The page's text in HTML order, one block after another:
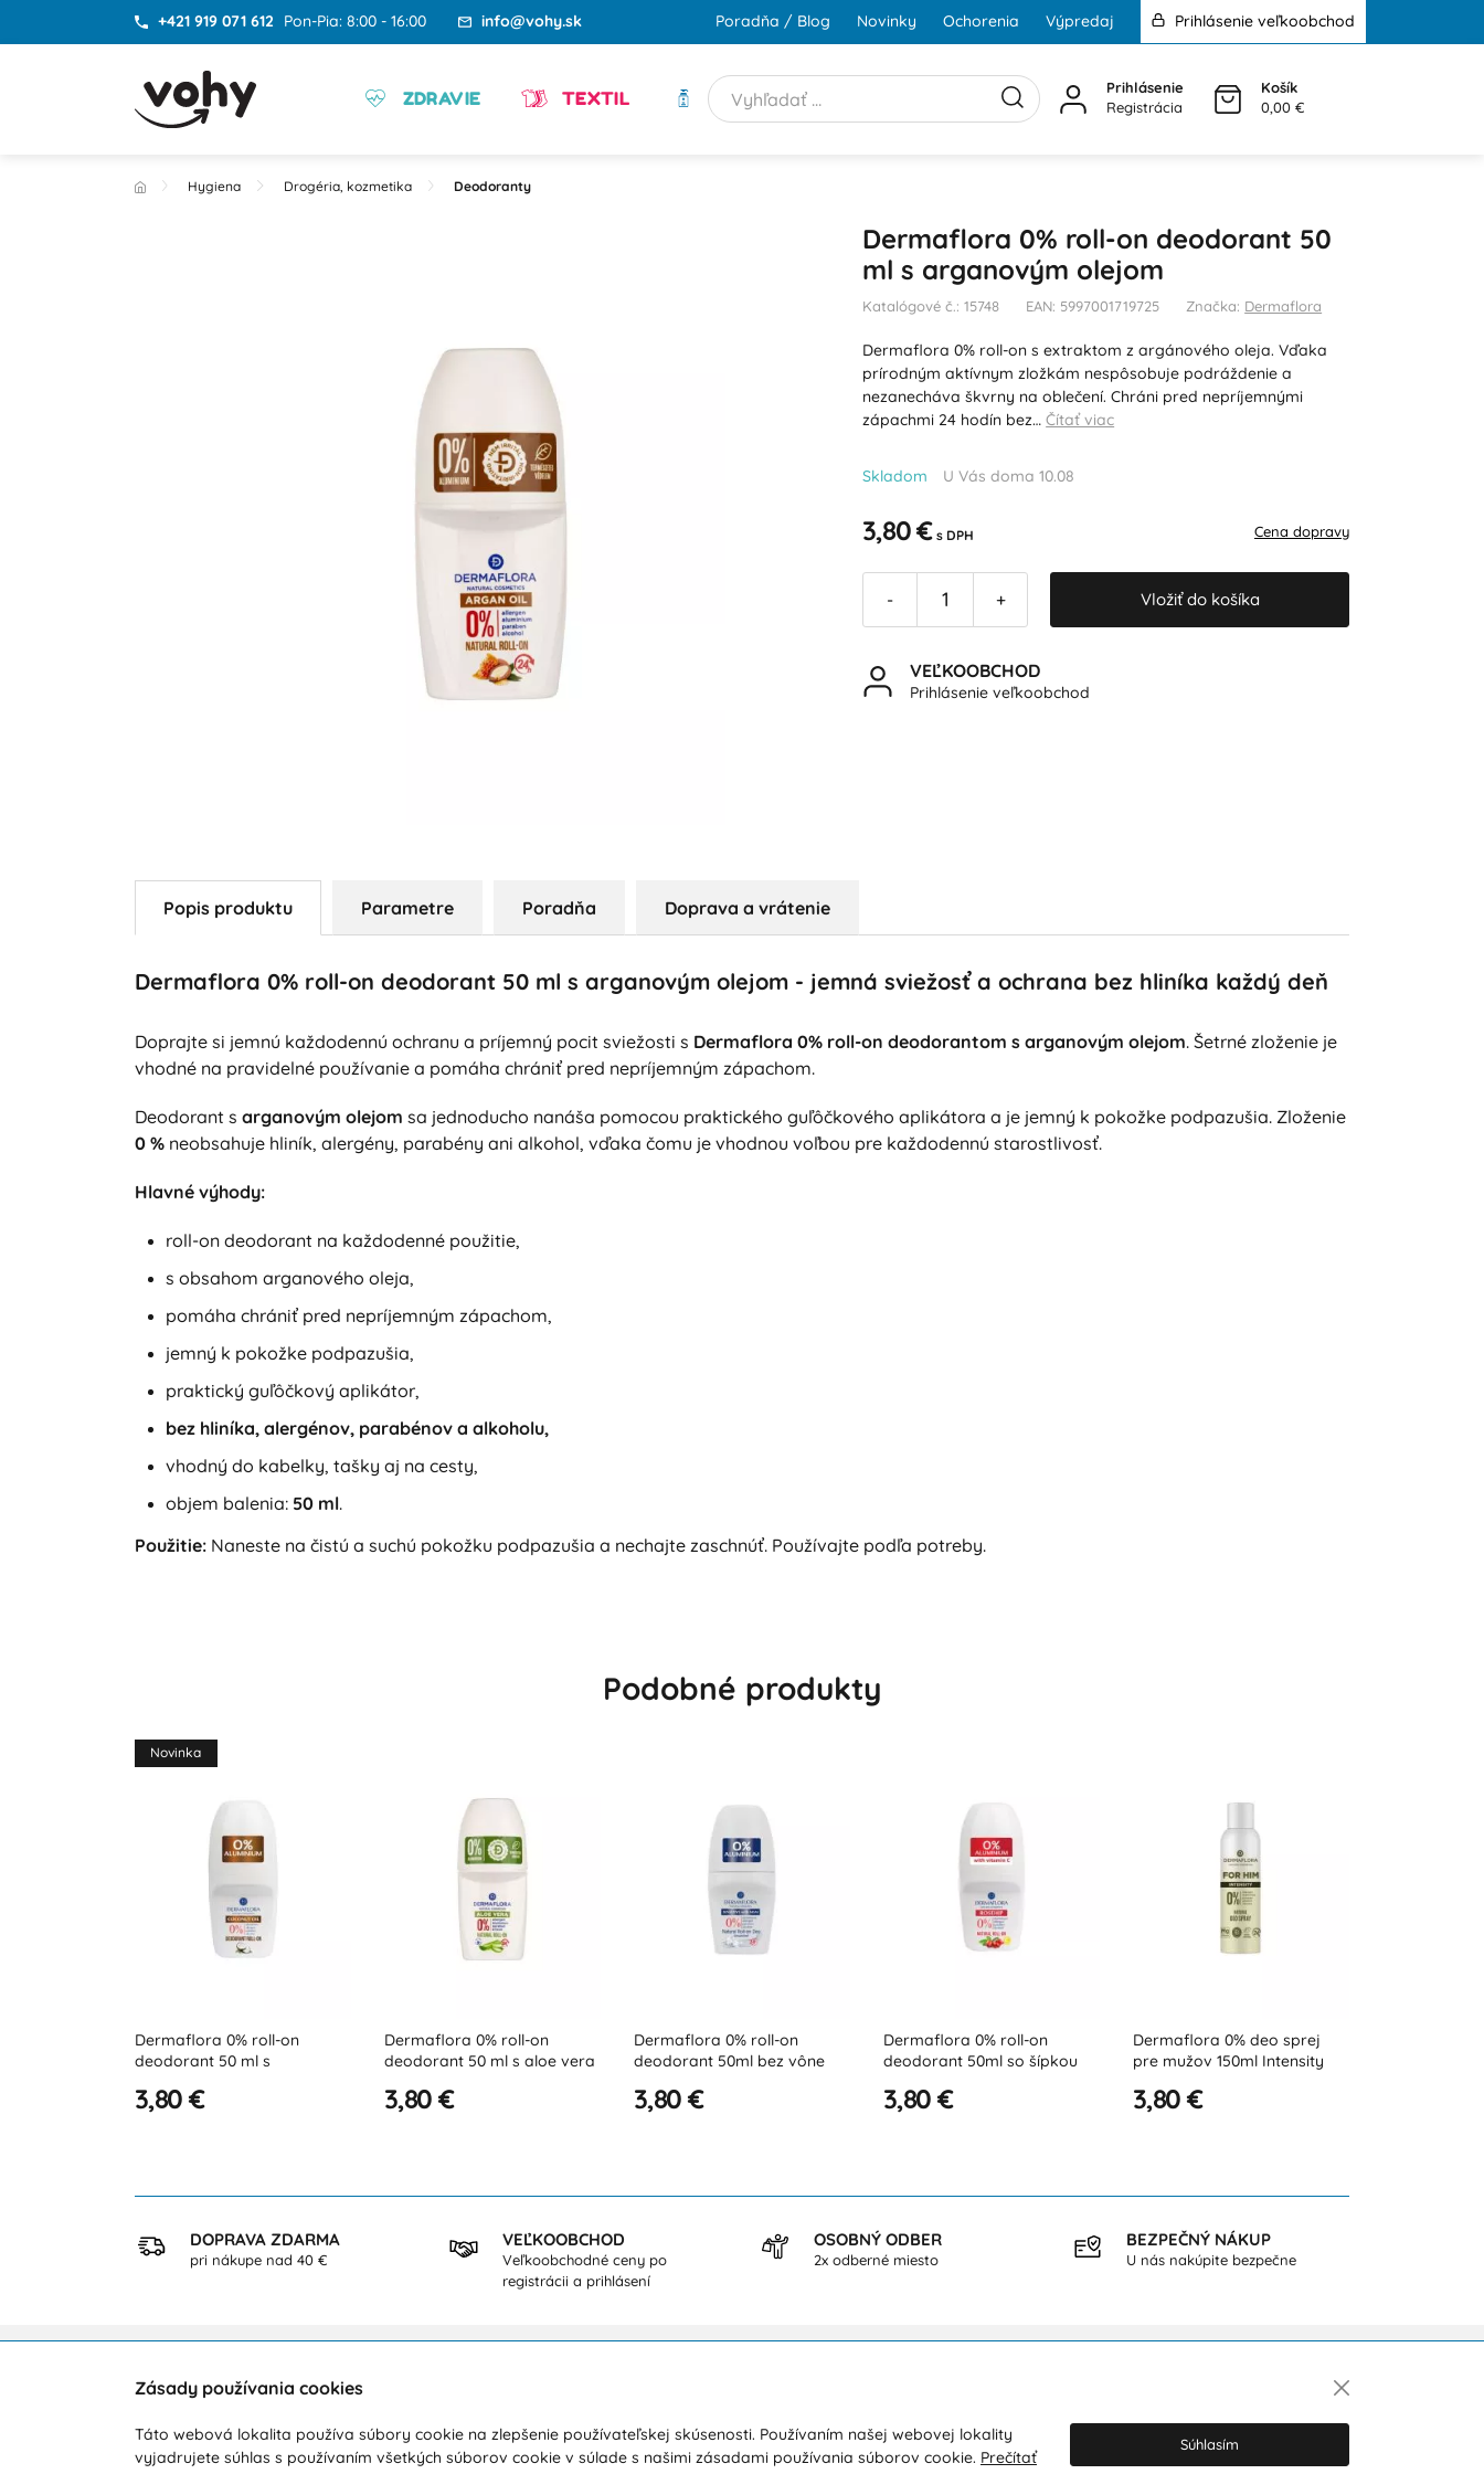
+421 919 071 612 Pon-Pia: 8:00 - 16:00 info@vohy.sk Poradňa / Blog Novinky Ochorenia Výpredaj Prihlásenie veľkoobchod
ZDRAVIE TEXTIL HYGIENA
Prihlásenie
Registrácia
Košík
0,00 €
Hygiena Drogéria, kozmetika Deodoranty
Dermaflora 0% roll-on deodorant 50
ml s arganovým olejom
Katalógové č.: 15748 EAN: 5997001719725 Značka: Dermaflora
Dermaflora 0% roll-on s extraktom z argánového oleja. Vďaka
prírodným aktívnym zložkám nespôsobuje podráždenie a
nezanecháva škvrny na oblečení. Chráni pred nepríjemnými
zápachmi 24 hodín bez…Čítať viac
Skladom U Vás doma 10.08
3,80 € s DPH Cena dopravy
- + Vložiť do košíka
VEĽKOOBCHOD
Prihlásenie veľkoobchod
Popis produktu Parametre Poradňa Doprava a vrátenie
Dermaflora 0% roll-on deodorant 50 ml s arganovým olejom - jemná sviežosť a ochrana bez hliníka každý deň
Doprajte si jemnú každodennú ochranu a príjemný pocit sviežosti s Dermaflora 0% roll-on deodorantom s arganovým olejom. Šetrné zloženie je
vhodné na pravidelné používanie a pomáha chrániť pred nepríjemným zápachom.
Deodorant s arganovým olejom sa jednoducho nanáša pomocou praktického guľôčkového aplikátora a je jemný k pokožke podpazušia. Zloženie
0 %neobsahuje hliník, alergény, parabény ani alkohol, vďaka čomu je vhodnou voľbou pre každodennú starostlivosť.
Hlavné výhody:
roll-on deodorant na každodenné použitie,
s obsahom arganového oleja,
pomáha chrániť pred nepríjemným zápachom,
jemný k pokožke podpazušia,
praktický guľôčkový aplikátor,
bez hliníka, alergénov, parabénov a alkoholu,
vhodný do kabelky, tašky aj na cesty,
objem balenia: 50 ml.
Použitie:Naneste na čistú a suchú pokožku podpazušia a nechajte zaschnúť. Používajte podľa potreby.
Podobné produkty
0% roll-on
Dermaflora 0% roll-on
deodorant 50 ml s aloe vera
Dermaflora 0% roll-on
deodorant 50ml bez vône
Dermaflora 0% roll-on
deodorant 50ml so šípkou
Dermaflora 0% deo sprej
pre mužov 150ml Intensity
Dermaflora 0% deo sprej
pre mužov 150 ml Serenity
DOPRAVA ZDARMA
pri nákupe nad 40 €
VEĽKOOBCHOD
Veľkoobchodné ceny po
registrácii a prihlásení
OSOBNÝ ODBER
2x odberné miesto
BEZPEČNÝ NÁKUP
U nás nakúpite bezpečne
Zákaznícka podpora
Počas pracovných dní od 8:00 do 16:00 Doprava a platba Kontakty
Zásady používania cookies
Táto webová lokalita používa súbory cookie na zlepšenie používateľskej skúsenosti. Používaním našej webovej lokality
vyjadrujete súhlas s používaním všetkých súborov cookie v súlade s našimi zásadami používania súborov cookie. Prečítať
Súhlasím